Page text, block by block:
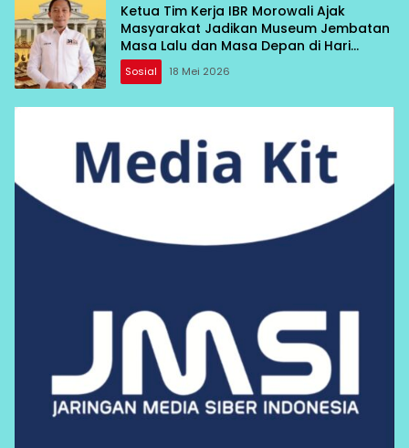
Ketua Tim Kerja IBR Morowali Ajak
Masyarakat Jadikan Museum Jembatan
Masa Lalu dan Masa Depan di Hari
Museum Internasional 2026
Sosial 18 Mei 2026